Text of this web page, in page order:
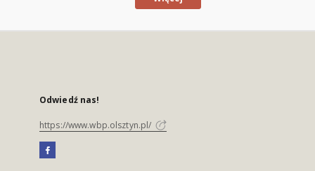
Odwiedź nas!
https://www.wbp.olsztyn.pl/